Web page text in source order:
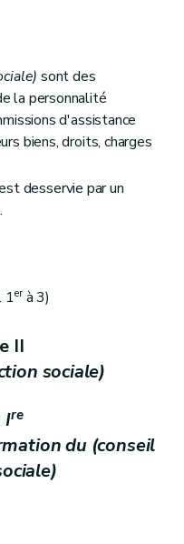
public d'action sociale)
sont des
la personnalité
d'assistance
biens, droits, charges
desservie par un
.
1erà 3)
II
sociale)
Ire
du (conseil